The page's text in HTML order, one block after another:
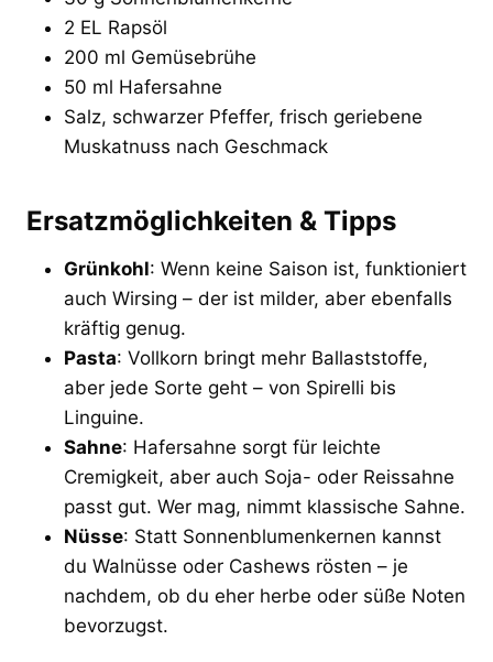
2 EL Rapsöl
200 ml Gemüsebrühe
50 ml Hafersahne
Salz, schwarzer Pfeffer, frisch geriebene
Muskatnuss nach Geschmack
Ersatzmöglichkeiten & Tipps
Grünkohl: Wenn keine Saison ist, funktioniert
auch Wirsing – der ist milder, aber ebenfalls
kräftig genug.
Pasta: Vollkorn bringt mehr Ballaststoffe,
aber jede Sorte geht – von Spirelli bis
Linguine.
Sahne: Hafersahne sorgt für leichte
Cremigkeit, aber auch Soja- oder Reissahne
passt gut. Wer mag, nimmt klassische Sahne.
Nüsse: Statt Sonnenblumenkernen kannst
du Walnüsse oder Cashews rösten – je
nachdem, ob du eher herbe oder süße Noten
bevorzugst.